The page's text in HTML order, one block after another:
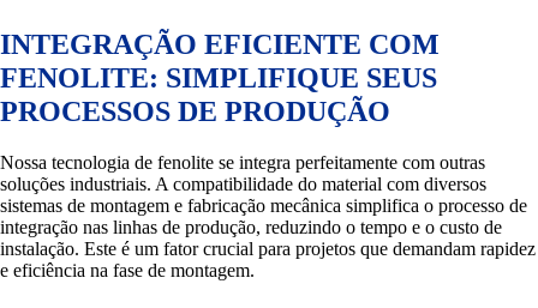
INTEGRAÇÃO EFICIENTE COM
FENOLITE: SIMPLIFIQUE SEUS
PROCESSOS DE PRODUÇÃO
Nossa tecnologia de fenolite se integra perfeitamente com outras
soluções industriais. A compatibilidade do material com diversos
sistemas de montagem e fabricação mecânica simplifica o processo de
integração nas linhas de produção, reduzindo o tempo e o custo de
instalação. Este é um fator crucial para projetos que demandam rapidez
e eficiência na fase de montagem.